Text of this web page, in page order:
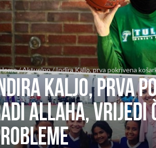
/Aktuelno/Indira Kaljo, prva pokrivena
Kaljo, prva
Allaha, vrijedi